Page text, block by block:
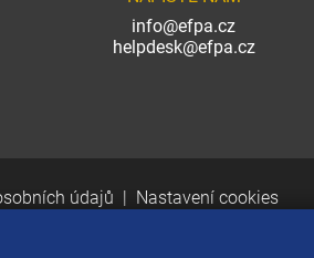
info@efpa.cz
helpdesk@efpa.cz
údajů Nastavení cookies